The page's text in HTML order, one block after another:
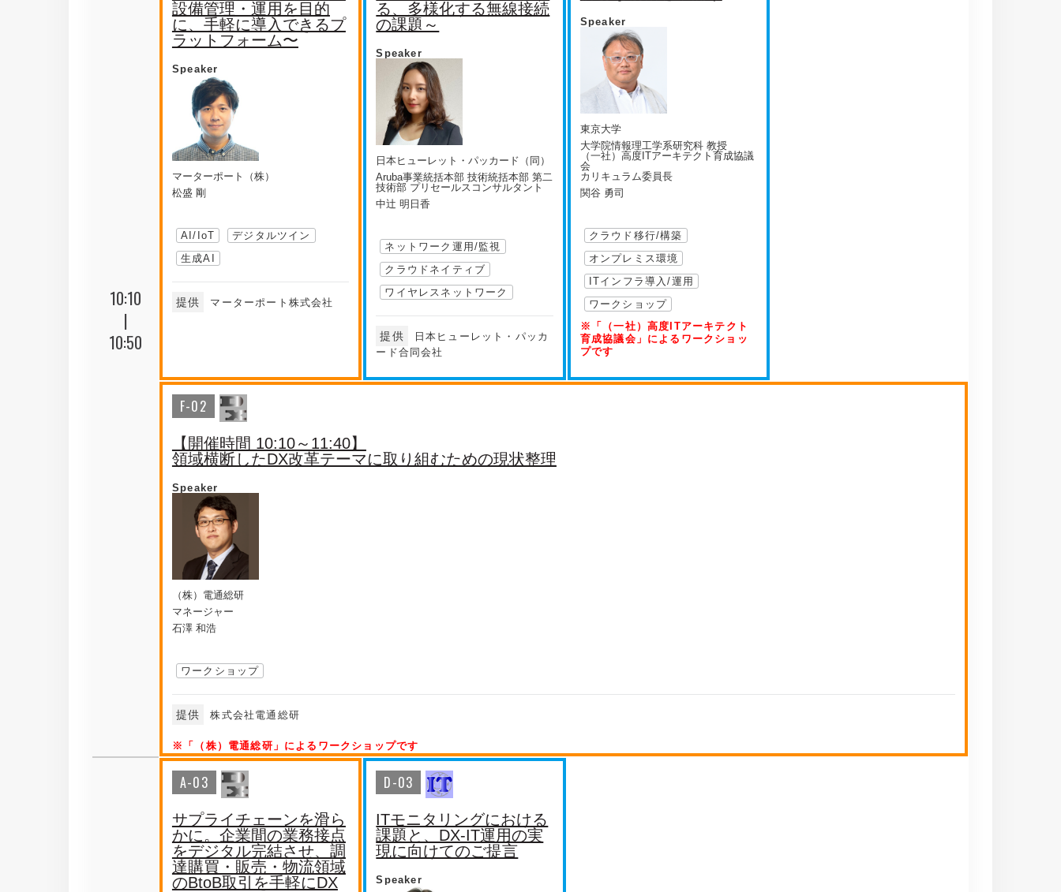
10:10
|
10:50
設備管理・運用を目的
に、手軽に導入できるプ
ラットフォーム〜
Speaker
マーターポート（株）
松盛 剛
AI/IoT
デジタルツイン
生成AI
提供 マーターポート株式会社
る、多様化する無線接続
の課題～
Speaker
日本ヒューレット・パッカード（同）
Aruba事業統括本部 技術統括本部 第二
技術部 プリセールスコンサルタント
中辻 明日香
ネットワーク運用/監視
クラウドネイティブ
ワイヤレスネットワーク
提供
日本ヒューレット・パッカ
ード合同会社
Speaker
東京大学
大学院情報理工学系研究科 教授
（一社）高度ITアーキテクト育成協議
会
カリキュラム委員長
関谷 勇司
クラウド移行/構築
オンプレミス環境
ITインフラ導入/運用
ワークショップ
※「（一社）高度ITアーキテクト
育成協議会」によるワークショッ
プです
F-02
【開催時間 10:10～11:40】
領域横断したDX改革テーマに取り組むための現状整理
Speaker
（株）電通総研
マネージャー
石澤 和浩
ワークショップ
提供 株式会社電通総研
※「（株）電通総研」によるワークショップです
A-03
サプライチェーンを滑ら
かに。企業間の業務接点
をデジタル完結させ、調
達購買・販売・物流領域
のBtoB取引を手軽にDX
D-03
ITモニタリングにおける
課題と、DX-IT運用の実
現に向けてのご提言
Speaker